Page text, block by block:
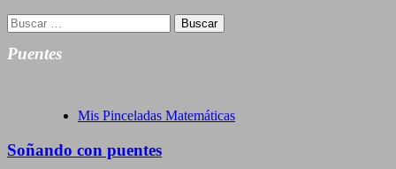
Buscar:
Puentes
Mis Pinceladas Matemáticas
Soñando con puentes